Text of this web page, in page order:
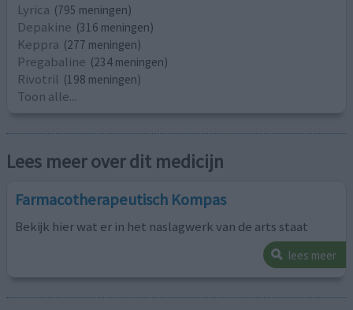
Lyrica (795 meningen)
Depakine (316 meningen)
Keppra (277 meningen)
Pregabaline (234 meningen)
Rivotril (198 meningen)
Toon alle...
Lees meer over dit medicijn
Farmacotherapeutisch Kompas
Bekijk hier wat er in het naslagwerk van de arts staat
lees meer